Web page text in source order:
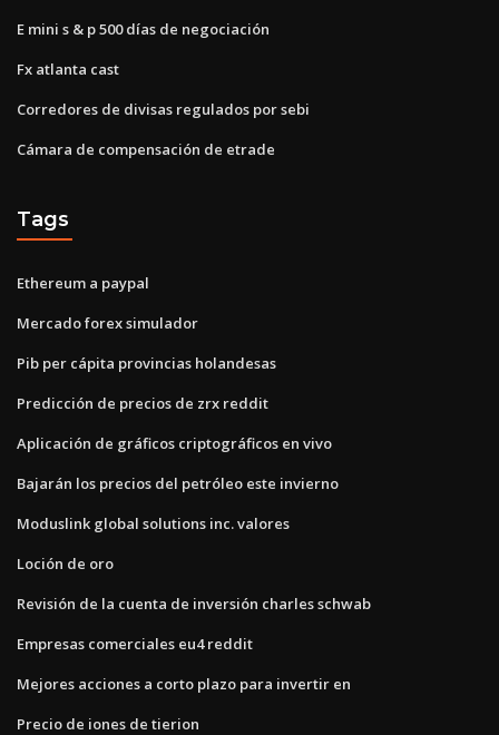
E mini s & p 500 días de negociación
Fx atlanta cast
Corredores de divisas regulados por sebi
Cámara de compensación de etrade
Tags
Ethereum a paypal
Mercado forex simulador
Pib per cápita provincias holandesas
Predicción de precios de zrx reddit
Aplicación de gráficos criptográficos en vivo
Bajarán los precios del petróleo este invierno
Moduslink global solutions inc. valores
Loción de oro
Revisión de la cuenta de inversión charles schwab
Empresas comerciales eu4 reddit
Mejores acciones a corto plazo para invertir en
Precio de iones de tierion